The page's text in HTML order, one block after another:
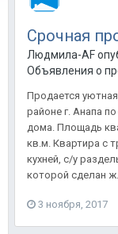
Срочная
Людмила-AF
Объявления о
Продается
районе г. Анапа
дома. Площадь
кв.м. Квартира с
кухней, с/у
которой сделан
3 ноября, 2017